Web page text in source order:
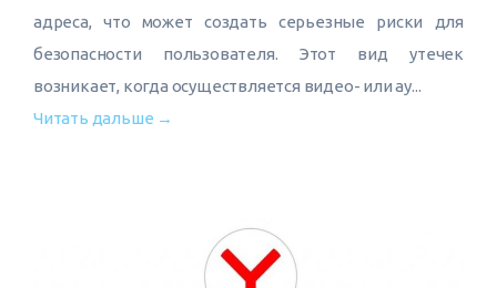
адреса, что может создать серьезные риски для
безопасности пользователя. Этот вид утечек
возникает, когда осуществляется видео- или ау...
Читать дальше →